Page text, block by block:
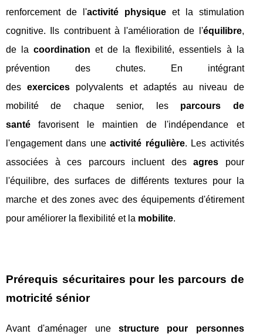
renforcement de l'activité physiqueet la stimulation
cognitive. Ils contribuent à l'amélioration de l'équilibre,
de lacoordination et de la flexibilité, essentiels à la
prévention des chutes. En intégrant
desexercices polyvalents et adaptés au niveau de
mobilité de chaque senior, les parcours de
santé favorisent le maintien de l'indépendance et
l'engagement dans uneactivité régulière. Les activités
associées à ces parcours incluent desagres pour
l'équilibre, des surfaces de différents textures pour la
marche et des zones avec des équipements d'étirement
pour améliorer la flexibilité et la mobilite.
Prérequis sécuritaires pour les parcours de
motricité sénior
Avant d'aménager une structure pour personnes